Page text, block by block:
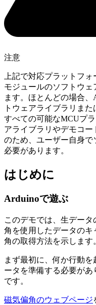
注意
上記で対応プラットフ
モジュールのソフトウ
ます。ほとんどの場合
トウェアライブラリま
すべての可能なMCUプ
アライブラリやデモコ
のため、ユーザー自身で
必要があります。
はじめに
Arduinoで遊ぶ
このデモでは、生デー
角を使用したデータのキ
角の取得方法を示します
まず最初に、何か行動
ータを準備する必要が
です。
磁気偏角のウェブページ